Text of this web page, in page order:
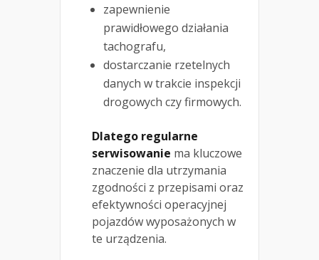
zapewnienie
prawidłowego działania
tachografu,
dostarczanie rzetelnych
danych w trakcie inspekcji
drogowych czy firmowych.
Dlatego regularne
serwisowanie ma kluczowe
znaczenie dla utrzymania
zgodności z przepisami oraz
efektywności operacyjnej
pojazdów wyposażonych w
te urządzenia.